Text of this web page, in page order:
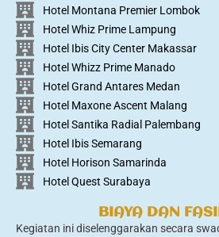
Hotel Montana Premier Lombok
Hotel Whiz Prime Lampung
Hotel Ibis City Center Makassar
Hotel Whizz Prime Manado
Hotel Grand Antares Medan
Hotel Maxone Ascent Malang
Hotel Santika Radial Palembang
Hotel Ibis Semarang
Hotel Horison Samarinda
Hotel Quest Surabaya
BIAYA DAN
Kegiatan ini diselenggarakan secara